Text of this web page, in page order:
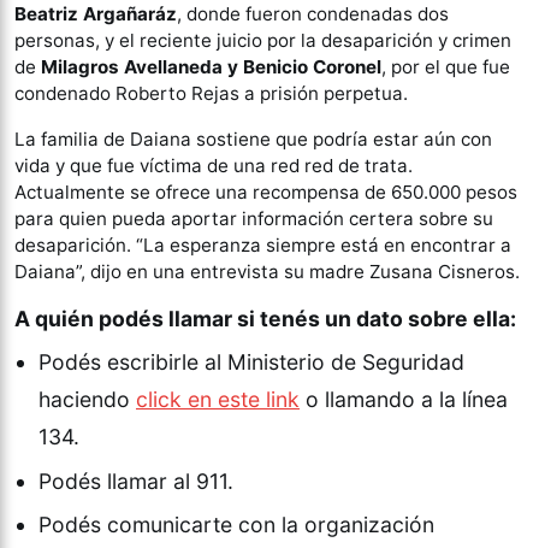
Beatriz Argañaráz, donde fueron condenadas dos
personas, y el reciente juicio por la desaparición y crimen
de Milagros Avellaneda y Benicio Coronel, por el que fue
condenado Roberto Rejas a prisión perpetua.
La familia de Daiana sostiene que podría estar aún con
vida y que fue víctima de una red red de trata.
Actualmente se ofrece una recompensa de 650.000 pesos
para quien pueda aportar información certera sobre su
desaparición. “La esperanza siempre está en encontrar a
Daiana”, dijo en una entrevista su madre Zusana Cisneros.
A quién podés llamar si tenés un dato sobre ella:
Podés escribirle al Ministerio de Seguridad
haciendo click en este link o llamando a la línea
134.
Podés llamar al 911.
Podés comunicarte con la organización